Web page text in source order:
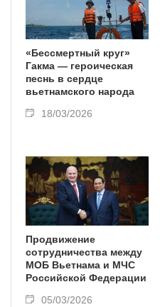
«Бессмертный круг»
Гакма — героическая
песнь в сердце
вьетнамского народа
18/03/2026
Продвижение
сотрудничества между
МОБ Вьетнама и МЧС
Российской Федерации
05/03/2026